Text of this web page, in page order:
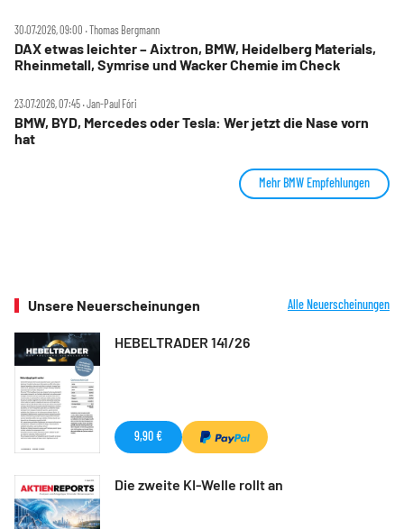
30.07.2026, 09:00 ‧ Thomas Bergmann
DAX etwas leichter – Aixtron, BMW, Heidelberg Materials,
Rheinmetall, Symrise und Wacker Chemie im Check
23.07.2026, 07:45 ‧ Jan-Paul Fóri
BMW, BYD, Mercedes oder Tesla: Wer jetzt die Nase vorn
hat
Mehr BMW Empfehlungen
Unsere Neuerscheinungen Alle Neuerscheinungen
HEBELTRADER 141/26
9,90 €
Die zweite KI-Welle rollt an